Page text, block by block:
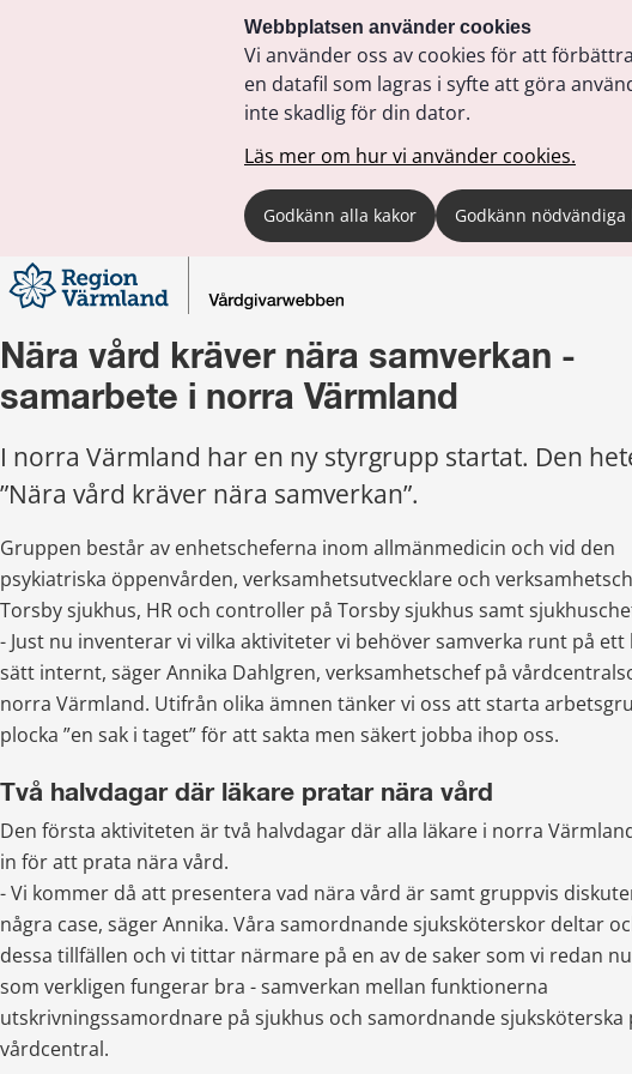
Webbplatsen använder cookies
Vi använder oss av cookies för att
en datafil som lagras i syfte att göra
inte skadlig för din dator.
Läs mer om hur vi använder cookies.
Godkänn alla kakor Godkänn nödvändiga
Nära vård kräver nära samverkan -
samarbete i norra Värmland
I norra Värmland har en ny styrgrupp startat. Den
”Nära vård kräver nära samverkan”.
Gruppen består av enhetscheferna inom allmänmedicin och vid den
psykiatriska öppenvården, verksamhetsutvecklare och
Torsby sjukhus, HR och controller på Torsby sjukhus samt
- Just nu inventerar vi vilka aktiviteter vi behöver samverka runt på
sätt internt, säger Annika Dahlgren, verksamhetschef på
norra Värmland. Utifrån olika ämnen tänker vi oss att starta
plocka ”en sak i taget” för att sakta men säkert jobba ihop oss.
Två halvdagar där läkare pratar nära vård
Den första aktiviteten är två halvdagar där alla läkare i norra
in för att prata nära vård.
- Vi kommer då att presentera vad nära vård är samt gruppvis
några case, säger Annika. Våra samordnande sjuksköterskor deltar
dessa tillfällen och vi tittar närmare på en av de saker som vi redan
som verkligen fungerar bra - samverkan mellan funktionerna
utskrivningssamordnare på sjukhus och samordnande sjuksköterska
vårdcentral.